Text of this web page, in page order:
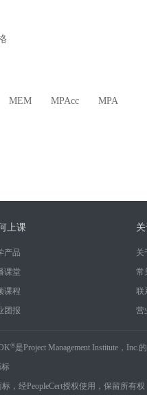
MEM MPAcc MPA
上课
产品
课堂
课程
团报
关
常
联
营
®是Project Management Institute，Inc.的
，经PeopleCert授权使用，保留所有权